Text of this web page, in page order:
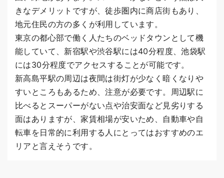
きなデメリットですが、徒歩圏内に商店街もあり、
地元住民の方の多くが利用しています。
東京の都心部で働く人たちのベッドタウンとして機
能していて、新宿駅や渋谷駅には40分程度、池袋駅
には30分程度でアクセスすることが可能です。
新高島平駅の周辺は夜間は街灯が少なく暗くなりや
すいところもあるため、注意が必要です。周辺駅に
比べるとスーパーがない点や治安面など見劣りする
面はありますが、家賃相場が安いため、自動車や自
転車を日常的に利用する人にとってはおすすめのエ
リアと言えそうです。